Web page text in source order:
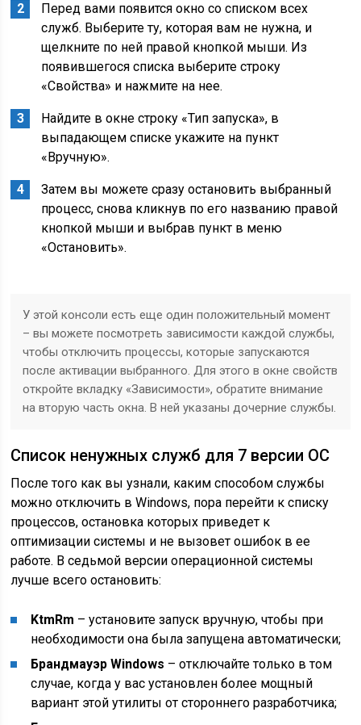
Перед вами появится окно со списком всех
служб. Выберите ту, которая вам не нужна, и
щелкните по ней правой кнопкой мыши. Из
появившегося списка выберите строку
«Свойства» и нажмите на нее.
Найдите в окне строку «Тип запуска», в
выпадающем списке укажите на пункт
«Вручную».
Затем вы можете сразу остановить выбранный
процесс, снова кликнув по его названию правой
кнопкой мыши и выбрав пункт в меню
«Остановить».
У этой консоли есть еще один положительный момент
– вы можете посмотреть зависимости каждой службы,
чтобы отключить процессы, которые запускаются
после активации выбранного. Для этого в окне свойств
откройте вкладку «Зависимости», обратите внимание
на вторую часть окна. В ней указаны дочерние службы.
Список ненужных служб для 7 версии ОС
После того как вы узнали, каким способом службы
можно отключить вWindows, пора перейти к списку
процессов, остановка которых приведет к
оптимизации системы и не вызовет ошибок в ее
работе. В седьмой версии операционной системы
лучше всего остановить:
KtmRm – установите запуск вручную, чтобы при
необходимости она была запущена автоматически;
Брандмауэр Windows – отключайте только в том
случае, когда у вас установлен более мощный
вариант этой утилиты от стороннего разработчика;